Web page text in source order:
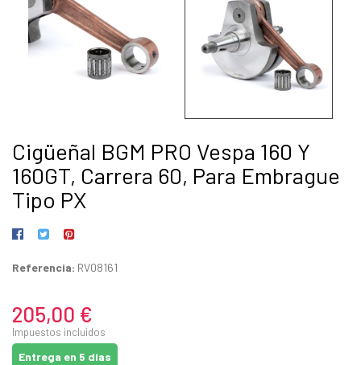
Cigüeñal BGM PRO Vespa 160 Y
160GT, Carrera 60, Para Embrague
Tipo PX
Referencia: RV08161
205,00 €
Impuestos incluidos
Entrega en 5 días